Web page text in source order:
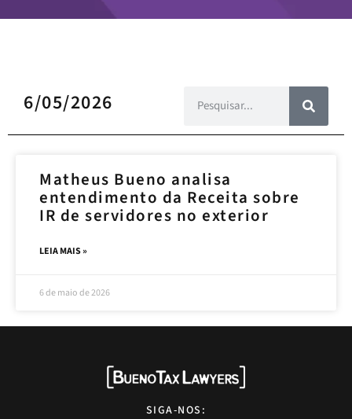
6/05/2026
Matheus Bueno analisa
entendimento da Receita sobre
IR de servidores no exterior
LEIA MAIS »
6 de maio de 2026
SIGA-NOS: